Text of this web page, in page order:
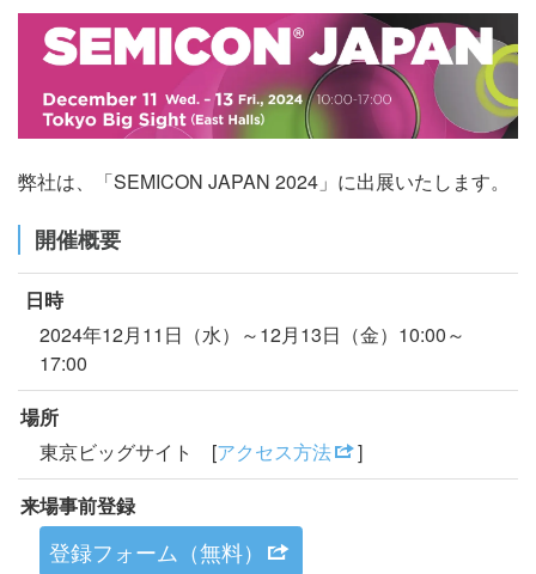
弊社は、「SEMICON JAPAN 2024」に出展いたします。
開催概要
日時
2024年12月11日（水）～12月13日（金）10:00～
17:00
場所
東京ビッグサイト [アクセス方法
]
来場事前登録
登録フォーム（無料）